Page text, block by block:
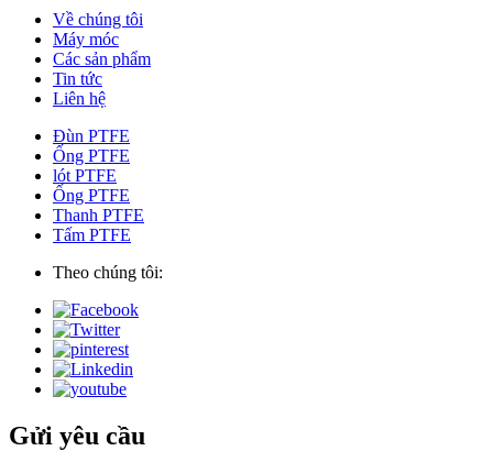
Về chúng tôi
Máy móc
Các sản phẩm
Tin tức
Liên hệ
Đùn PTFE
Ống PTFE
lót PTFE
Ống PTFE
Thanh PTFE
Tấm PTFE
Theo chúng tôi:
Gửi yêu cầu